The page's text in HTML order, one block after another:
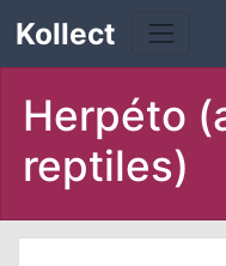
Kollect
Herpéto
reptiles)